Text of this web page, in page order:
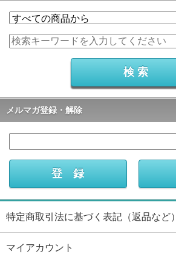
メルマガ登録・解除
特定商取引法に基づく表記（返品など）
マイアカウント